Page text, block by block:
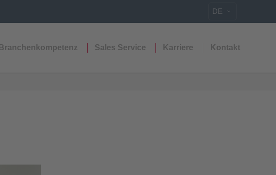
DE
Branchenkompetenz Sales Service Karriere Kontakt